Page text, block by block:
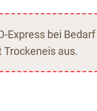
Express bei Bedarf
aus.